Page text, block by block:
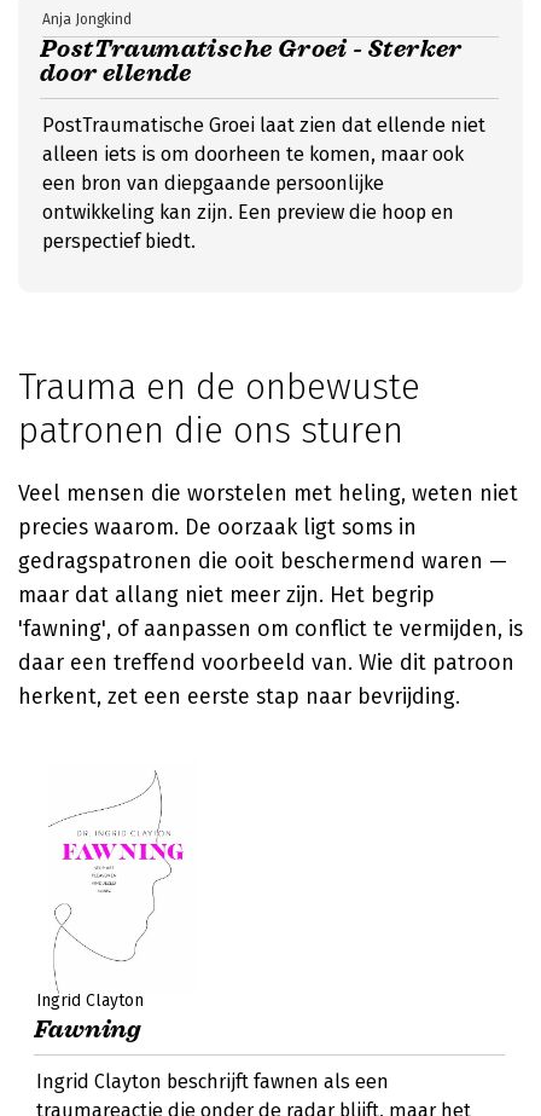
PostTraumatische Groei - Sterker
door ellende
Anja Jongkind
PostTraumatische Groei laat zien dat ellende niet
alleen iets is om doorheen te komen, maar ook
een bron van diepgaande persoonlijke
ontwikkeling kan zijn. Een preview die hoop en
perspectief biedt.
Trauma en de onbewuste
patronen die ons sturen
Veel mensen die worstelen met heling, weten niet
precies waarom. De oorzaak ligt soms in
gedragspatronen die ooit beschermend waren —
maar dat allang niet meer zijn. Het begrip
'fawning', of aanpassen om conflict te vermijden, is
daar een treffend voorbeeld van. Wie dit patroon
herkent, zet een eerste stap naar bevrijding.
Ingrid Clayton
Fawning
Ingrid Clayton beschrijft fawnen als een
traumareactie die onder de radar blijft, maar het